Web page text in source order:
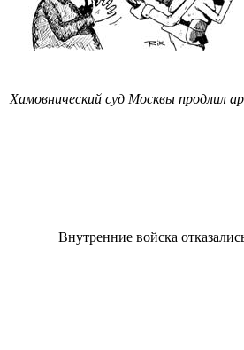
Хамовнический суд Москвы продлил
Внутренние войска